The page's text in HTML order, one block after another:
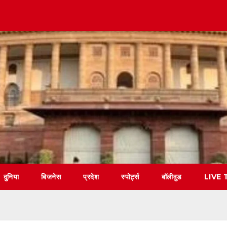
दुनिया बिजनेस प्रदेश स्पोर्ट्स बॉलीवुड LIVE